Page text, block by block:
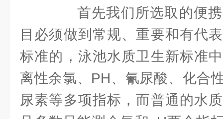
首先我们所选取的便携
目必须做到常规、重要和有代
标准的，泳池水质卫生新标准
离性余氯、PH、氰尿酸、化合
尿素等多项指标，而普通的水